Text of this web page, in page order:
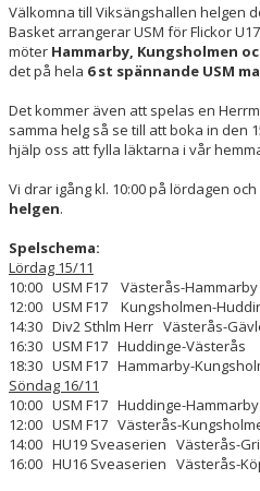
Välkomna till Viksängshallen helgen
Basket arrangerar USM för Flickor
möter Hammarby, Kungsholmen
det på hela 6 st spännande USM
Det kommer även att spelas en
samma helg så se till att boka in den
hjälp oss att fylla läktarna i vår
Vi drar igång kl. 10:00 på lördagen
helgen.
Spelschema:
Lördag 15/11
10:00 USM F17 Västerås-Hammarby
12:00 USM F17 Kungsholmen-
14:30 Div2 Sthlm Herr Västerås-
16:30 USM F17 Huddinge-Västerås
18:30 USM F17 Hammarby-
Söndag 16/11
10:00 USM F17 Huddinge-Hammarby
12:00 USM F17 Västerås-
14:00 HU19 Sveaserien Västerås-
16:00 HU16 Sveaserien Västerås-